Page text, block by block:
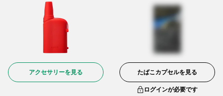
アクセサリーを見る たばこカプセルを見る
ログインが必要です